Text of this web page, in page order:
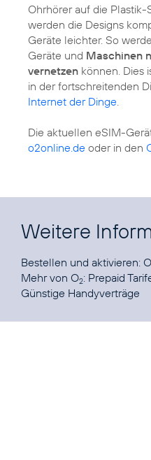
Ohrhörer auf die
werden die Designs
Geräte leichter. So
Geräte und Maschinen
vernetzen können. Dies
in der fortschreitenden
Internet der Dinge
Die aktuellen eSIM-
o2online.de oder in den
Weitere
Bestellen und aktivieren: O
Mehr von O2: Prepaid
Günstige Handyverträge